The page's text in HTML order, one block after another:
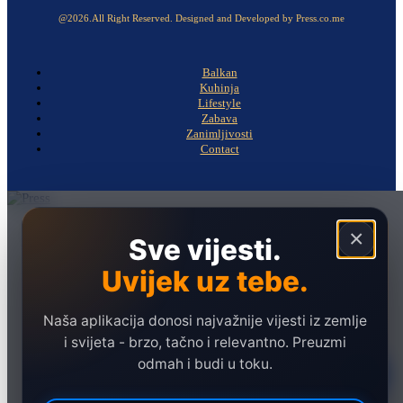
@2026.All Right Reserved. Designed and Developed by Press.co.me
Balkan
Kuhinja
Lifestyle
Zabava
Zanimljivosti
Contact
×
Sve vijesti.
Uvijek uz tebe.
Naša aplikacija donosi najvažnije vijesti iz zemlje
i svijeta - brzo, tačno i relevantno. Preuzmi
odmah i budi u toku.
Ekonomija